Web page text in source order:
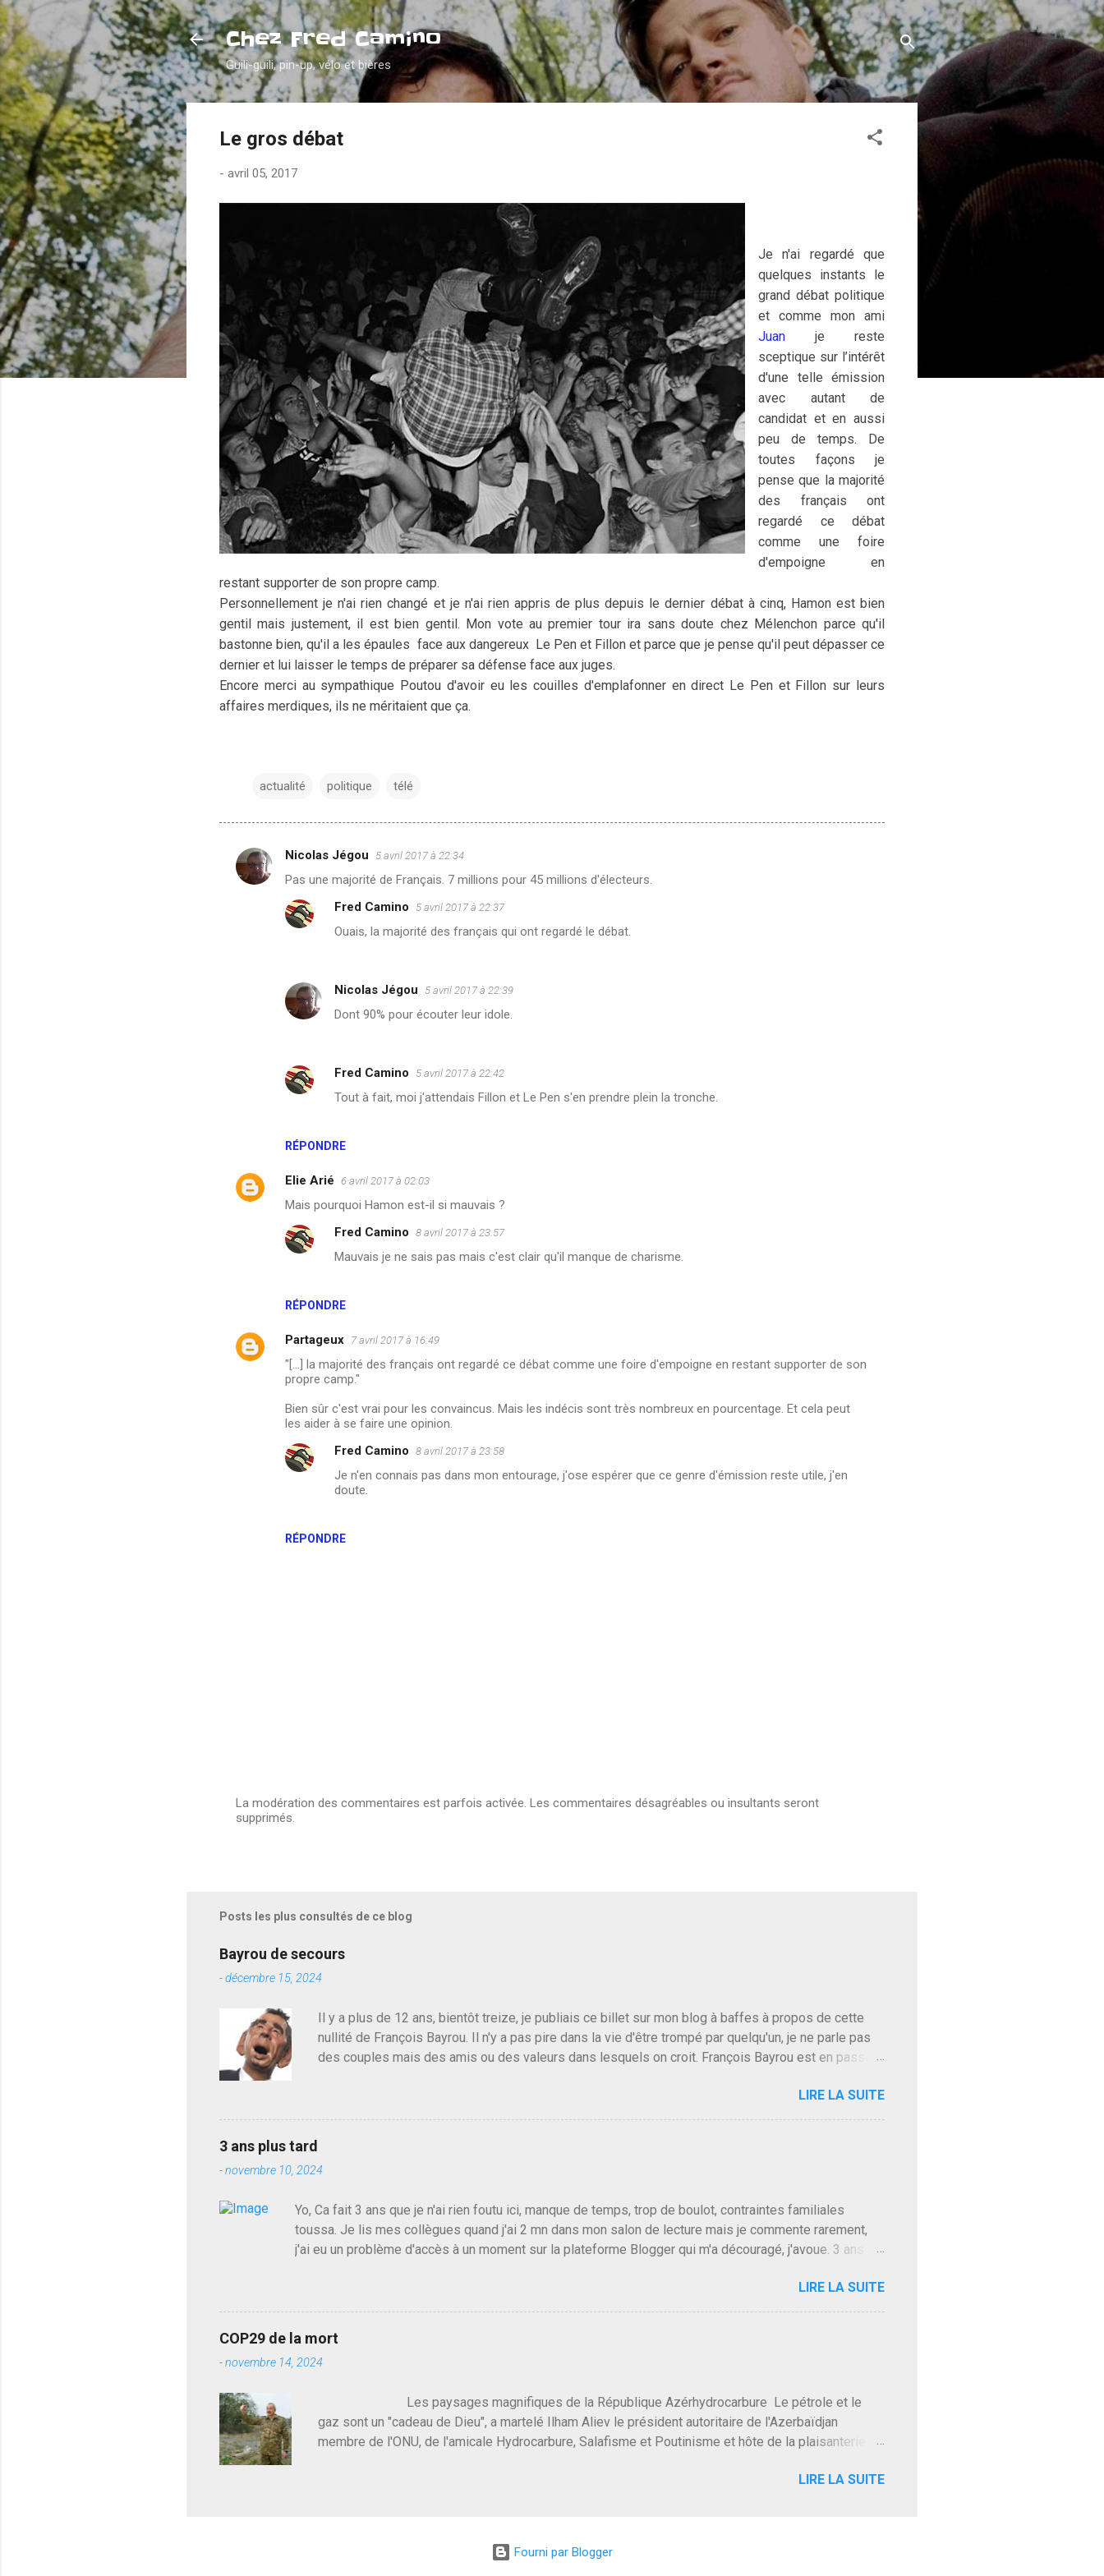
Accéder au contenu principal
Chez Fred Camino
Guili-guili, pin-up, vélo et bières
Le gros débat
- avril 05, 2017
Je n'ai regardé que
quelques instants le
grand débat politique
et comme mon ami
Juan je reste
sceptique sur l’intérêt
d'une telle émission
avec autant de
candidat et en aussi
peu de temps. De
toutes façons je
pense que la majorité
des français ont
regardé ce débat
comme une foire
d'empoigne en
restant supporter de son propre camp.
Personnellement je n'ai rien changé et je n'ai rien appris de plus depuis le dernier débat à cinq, Hamon est bien
gentil mais justement, il est bien gentil. Mon vote au premier tour ira sans doute chez Mélenchon parce qu'il
bastonne bien, qu'il a les épaules face aux dangereux Le Pen et Fillon et parce que je pense qu'il peut dépasser ce
dernier et lui laisser le temps de préparer sa défense face aux juges.
Encore merci au sympathique Poutou d'avoir eu les couilles d'emplafonner en direct Le Pen et Fillon sur leurs
affaires merdiques, ils ne méritaient que ça.
actualité politique télé
C
o
Nicolas Jégou 5 avril 2017 à 22:34
Pas une majorité de Français. 7 millions pour 45 millions d'électeurs.
RÉPONDRE
Fred Camino 5 avril 2017 à 22:37
Ouais, la majorité des français qui ont regardé le débat.
Nicolas Jégou 5 avril 2017 à 22:39
Dont 90% pour écouter leur idole.
Fred Camino 5 avril 2017 à 22:42
Tout à fait, moi j'attendais Fillon et Le Pen s'en prendre plein la tronche.
Elie Arié 6 avril 2017 à 02:03
Mais pourquoi Hamon est-il si mauvais ?
RÉPONDRE
Fred Camino 8 avril 2017 à 23:57
Mauvais je ne sais pas mais c'est clair qu'il manque de charisme.
Partageux 7 avril 2017 à 16:49
"[...] la majorité des français ont regardé ce débat comme une foire d'empoigne en restant supporter de son
propre camp."
Bien sûr c'est vrai pour les convaincus. Mais les indécis sont très nombreux en pourcentage. Et cela peut
les aider à se faire une opinion.
RÉPONDRE
Fred Camino 8 avril 2017 à 23:58
Je n'en connais pas dans mon entourage, j'ose espérer que ce genre d'émission reste utile, j'en
doute.
E
t
e
r
u
m
m
e
n
r
La modération des commentaires est parfois activée. Les commentaires désagréables ou insultants seront
supprimés.
Posts les plus consultés de ce blog
Bayrou de secours
-décembre 15, 2024
Il y a plus de 12 ans, bientôt treize, je publiais ce billet sur mon blog à baffes à propos de cette
nullité de François Bayrou. Il n'y a pas pire dans la vie d'être trompé par quelqu'un, je ne parle pas
des couples mais des amis ou des valeurs dans lesquels on croit. François Bayrou est en passe
déjà le candidat de la droite molle plus proche de Sarkozy que de Hollande, sinon il serait candidat
du centre de la gauche molle mais quand on écoutait ses discours critiques presque sincères
de l'Assemblée ou du Sénat. Ou assister au débarquement des américains en Normandie. Bayrou
LIRE LA SUITE
3 ans plus tard
-novembre 10, 2024
Yo, Ca fait 3 ans que je n'ai rien foutu ici, manque de temps, trop de boulot, contraintes familiales
toussa. Je lis mes collègues quand j'ai 2 mn dans mon salon de lecture mais je commente rarement,
j'ai eu un problème d'accès à un moment sur la plateforme Blogger qui m'a découragé, j'avoue. 3 ans
Poutine qui a déclaré la guerre à l'Europe via l'Ukraine reçoit des troupes de Kim Mes Couilles Un, Les
islamistes de la religion de paix et d'amour déclenchent l'intifada mondiale après leur attentat du 7
sont un tantinet excessif . Quelque part je ne peux pas franchement lui en vouloir, quand un attentat
touche ton pays avec 1700 morts, tu as envie d'exploser la gueule de celui qui a fait ça. Donc, nous
LIRE LA SUITE
COP29 de la mort
-novembre 14, 2024
Les paysages magnifiques de la République Azérhydrocarbure Le pétrole et le
gaz sont un "cadeau de Dieu", a martelé Ilham Aliev le président autoritaire de l'Azerbaïdjan
membre de l'ONU, de l'amicale Hydrocarbure, Salafisme et Poutinisme et hôte de la plaisanterie
le mieux c'est d'en crever directement. On pourrait en rire mais ce dictateur d'une autre époque est
l'avance, on sent bien que l'ambiance sera malsaine. Je suis invité à une soirée où mon hôte
LIRE LA SUITE
Fourni par Blogger